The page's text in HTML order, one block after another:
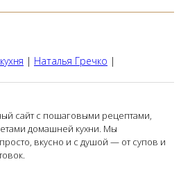
| Наталья Гречко |
сайт с пошаговыми рецептами,
домашней кухни. Мы
вкусно и с душой — от супов и